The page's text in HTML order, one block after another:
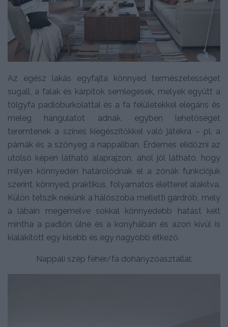
Az egész lakás egyfajta könnyed természetességet
sugall, a falak és kárpitok semlegesek, melyek együtt a
tölgyfa padlóburkolattal és a fa felületekkel elegáns és
meleg hangulatot adnak, egyben lehetőséget
teremtenek a színes kiegészítőkkel való játékra – pl. a
párnák és a szőnyeg a nappaliban. Érdemes elidőzni az
utolsó képen látható alaprajzon, ahol jól látható, hogy
milyen könnyedén határolódnak el a zónák funkciójuk
szerint, könnyed, praktikus, folyamatos életteret alakítva.
Külön tetszik nekünk a hálószoba melletti gardrób, mely
a lábain megemelve sokkal könnyedebb hatást kelt
mintha a padlón ülne és a konyhában és azon kívül is
kialakított egy kisebb és egy nagyobb étkező.
Nappali szép fehér/fa dohányzóasztallal: